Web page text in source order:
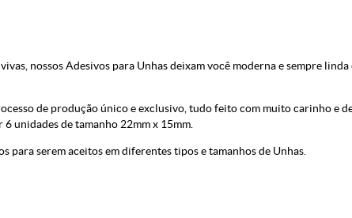
nossos Adesivos para Unhas deixam você moderna e sempre
de produção único e exclusivo, tudo feito com muito carinho e
unidades de tamanho 22mm x 15mm.
para serem aceitos em diferentes tipos e tamanhos de Unhas.